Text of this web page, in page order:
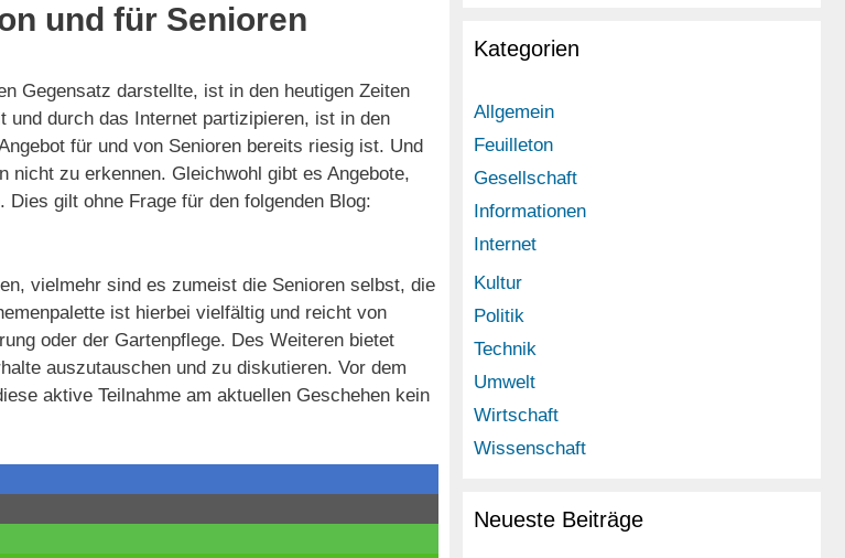
und für Senioren
Gegensatz darstellte, ist in den heutigen Zeiten
und durch das Internet partizipieren, ist in den
für und von Senioren bereits riesig ist. Und
nicht zu erkennen. Gleichwohl gibt es Angebote,
gilt ohne Frage für den folgenden Blog:
vielmehr sind es zumeist die Senioren selbst, die
ist hierbei vielfältig und reicht von
oder der Gartenpflege. Des Weiteren bietet
auszutauschen und zu diskutieren. Vor dem
aktive Teilnahme am aktuellen Geschehen kein
Kategorien
Allgemein
Feuilleton
Gesellschaft
Informationen
Internet
Kultur
Politik
Technik
Umwelt
Wirtschaft
Wissenschaft
Neueste Beiträge